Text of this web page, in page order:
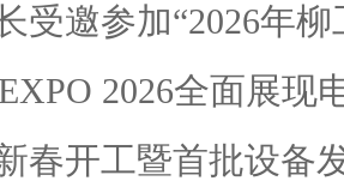
受邀参加“2026年柳
2026全面展现
春开工暨首批设备